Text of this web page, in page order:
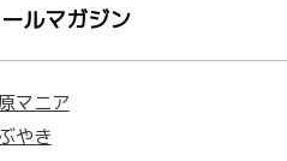
ルマガジン
マニア
やき